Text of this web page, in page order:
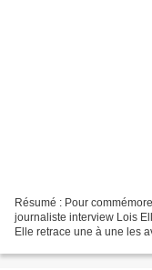
Résumé : Pour
journaliste interview Lois
Elle retrace une à une les